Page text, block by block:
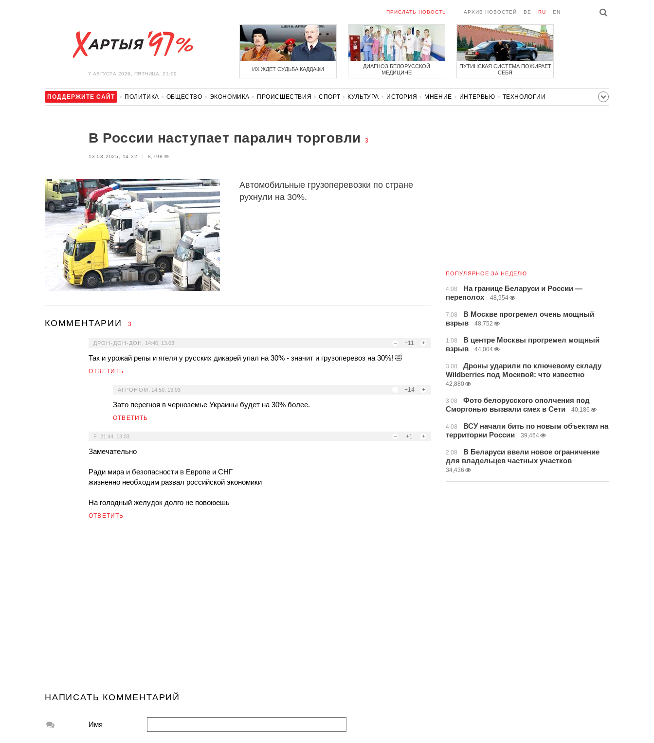
7 АВГУСТА 2026, ПЯТНИЦА, 21:09
ПРИСЛАТЬ НОВОСТЬ АРХИВ НОВОСТЕЙ BE RU EN
ИХ ЖДЕТ СУДЬБА КАДДАФИ
ДИАГНОЗ БЕЛОРУССКОЙ
МЕДИЦИНЕ
ПУТИНСКАЯ СИСТЕМА ПОЖИРАЕТ
СЕБЯ
ПОДДЕРЖИТЕ САЙТ ПОЛИТИКА ОБЩЕСТВО ЭКОНОМИКА ПРОИСШЕСТВИЯ СПОРТ КУЛЬТУРА ИСТОРИЯ МНЕНИЕ ИНТЕРВЬЮ
ТЕХНОЛОГИИ
В России наступает паралич торговли 3
13.03.2025, 14:32 8,798
Автомобильные грузоперевозки по стране
рухнули на 30%.
КОММЕНТАРИИ 3
– +11 +
ДРОН-ДОН-ДОН 14:40, 13.03
Так и урожай репы и ягеля у русских дикарей упал на 30% - значит и грузоперевоз на 30%! 🤣
ОТВЕТИТЬ
– +14 +
АГРОНОМ 14:50, 13.03
Зато перегноя в черноземье Украины будет на 30% более.
ОТВЕТИТЬ
– +1 +
F 21:44, 13.03
Замечательно
Ради мира и безопасности в Европе и СНГ
жизненно необходим развал российской экономики
На голодный желудок долго не повоюешь
ОТВЕТИТЬ
НАПИСАТЬ КОММЕНТАРИЙ
Имя
ПОПУЛЯРНОЕ ЗА НЕДЕЛЮ
4.08
На границе Беларуси и России —
переполох
48,954
7.08
В Москве прогремел очень мощный
взрыв
48,752
1.08
В центре Москвы прогремел мощный
взрыв
44,004
3.08
Дроны ударили по ключевому складу
Wildberries под Москвой: что известно
42,880
3.08
Фото белорусского ополчения под
Сморгонью вызвали смех в Сети
40,186
4.08
ВСУ начали бить по новым объектам на
территории России
39,464
2.08
В Беларуси ввели новое ограничение
для владельцев частных участков
34,436